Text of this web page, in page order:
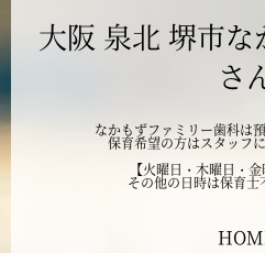
大阪 泉北 堺市
さ
なかもずファミリー歯科は
保育希望の方はスタッフ
【火曜日・木曜日・
その他の日時は保育士